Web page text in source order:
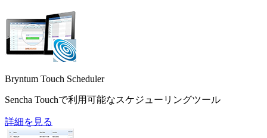
Bryntum Touch Scheduler
Sencha Touchで利用可能なスケジューリングツール
詳細を見る